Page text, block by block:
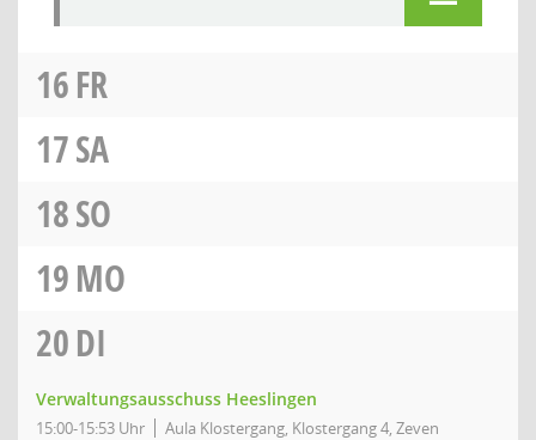
16FR
17SA
18SO
19MO
20DI
Verwaltungsausschuss Heeslingen
15:00-15:53 Uhr Aula Klostergang, Klostergang 4, Zeven